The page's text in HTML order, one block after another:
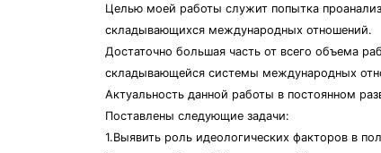
Целью моей работы служит попытка
складывающихся международных отношений.
Достаточно большая часть от всего объема
складывающейся системы международных
Актуальность данной работы в постоянном
Поставлены следующие задачи:
1.Выявить роль идеологических факторов в